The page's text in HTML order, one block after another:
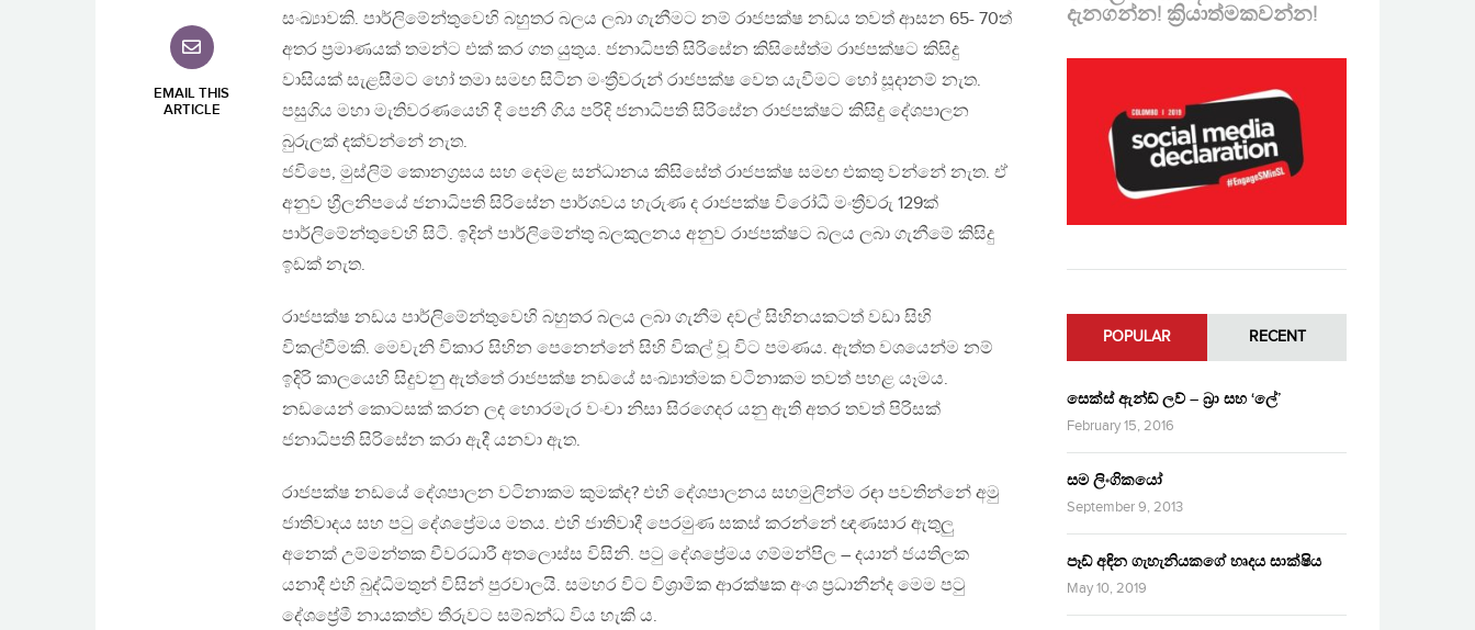
EMAIL THIS
ARTICLE
සංඛ්‍යාවකි. පාර්ලිමේන්තුවෙහි බහුතර බලය ලබා ගැනීමට නම් රාජපක්ෂ නඩය තවත් ආසන 65- 70ත්
අතර ප්‍රමාණයක් තමන්ට එක් කර ගත යුතුය. ජනාධිපති සිරිසේන කිසිසේත්ම රාජපක්ෂට කිසිදු
වාසියක් සැළසීමට හෝ තමා සමඟ සිටින මංත්‍රීවරුන් රාජපක්ෂ වෙත යැවීමට හෝ සූදානම් නැත.
පසුගිය මහා මැතිවරණයෙහි දී පෙනී ගිය පරිදි ජනාධිපති සිරිසේන රාජපක්ෂට කිසිදු දේශපාලන
බුරුලක් දක්වන්නේ නැත.
ජවිපෙ, මුස්ලිම් කොනග්‍රසය සහ දෙමළ සන්ධානය කිසිසේත් රාජපක්ෂ සමඟ එකතු වන්නේ නැත. ඒ
අනුව හ්‍රීලනිපයේ ජනාධිපති සිරිසේන පාර්ශවය හැරුණ ද රාජපක්ෂ විරෝධී මංත්‍රීවරු 129ක්
පාර්ලිමේන්තුවෙහි සිටී. ඉදින් පාර්ලිමේන්තු බලකුලනය අනුව රාජපක්ෂට බලය ලබා ගැනීමේ කිසිදු
ඉඩක් නැත.
රාජපක්ෂ නඩය පාර්ලිමේන්තුවෙහි බහුතර බලය ලබා ගැනීම දවල් සිහිනයකටත් වඩා සිහි
විකල්වීමකි. මෙවැනි විකාර සිහින පෙනෙන්නේ සිහි විකල් වූ විට පමණය. ඇත්ත වශයෙන්ම නම්
ඉදිරි කාලයෙහි සිදුවනු ඇත්තේ රාජපක්ෂ නඩයේ සංඛ්‍යාත්මක වටිනාකම තවත් පහළ යෑමය.
නඩයෙන් කොටසක් කරන ලද හොරමැර වංචා නිසා සිරගෙදර යනු ඇති අතර තවත් පිරිසක්
ජනාධිපති සිරිසේන කරා ඇදී යනවා ඇත.
රාජපක්ෂ නඩයේ දේශපාලන වටිනාකම කුමක්ද? එහි දේශපාලනය සහමුලින්ම රඳා පවතින්නේ අමු
ජාතිවාදය සහ පටු දේශප්‍රේමය මතය. එහි ජාතිවාදී පෙරමුණ සකස් කරන්නේ ඥණසාර ඇතුලු
අනෙක් උම්මන්තක චීවරධාරී අතලොස්ස විසිනි. පටු දේශප්‍රේමය ගම්මන්පිල – දයාන් ජයතිලක
යනාදී එහි බුද්ධිමතුන් විසින් පුරවාලයි. සමහර විට විශ්‍රාමික ආරක්ෂක අංශ ප්‍රධානීන්ද මෙම පටු
දේශප්‍රේමී නායකත්ව තීරුවට සම්බන්ධ විය හැකි ය.
දැනගන්න! ක්‍රියාත්මකවන්න!
POPULAR RECENT
සෙක්ස් ඇන්ඩ් ලව් – බ්‍රා සහ ‘ලේ’
February 15, 2016
සම ලිංගිකයෝ
September 9, 2013
පෑඩ් අඳින ගැහැනියකගේ හෘදය සාක්ෂිය
May 10, 2019